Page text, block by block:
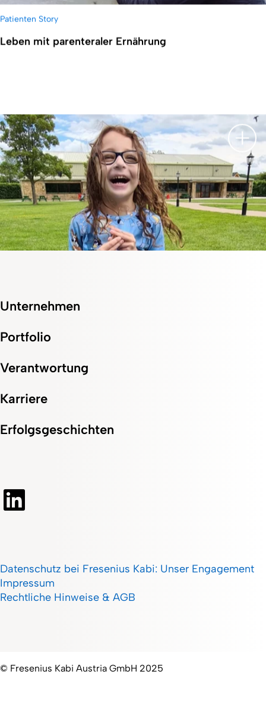
Patienten Story
Leben mit parenteraler Ernährung
Ernährung
Unternehmen
Portfolio
Verantwortung
Karriere
Erfolgsgeschichten
Datenschutz bei Fresenius Kabi: Unser Engagement
Impressum
Rechtliche Hinweise & AGB
© Fresenius Kabi Austria GmbH 2025